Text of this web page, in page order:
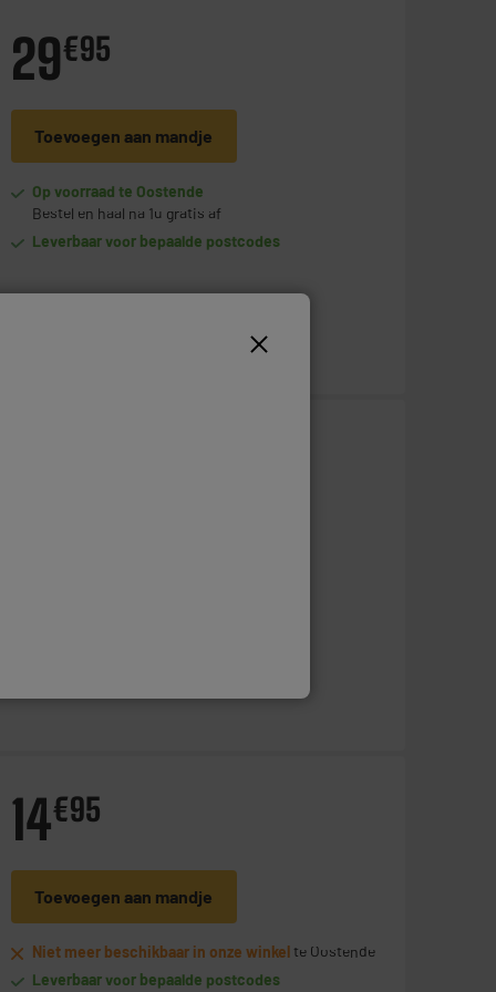
29€95
Toevoegen aan mandje
Op voorraad te Oostende
Bestel en haal na 1u gratis af
Leverbaar voor bepaalde postcodes
14€95
Toevoegen aan mandje
Niet meer beschikbaar in onze winkel te Oostende
Leverbaar voor bepaalde postcodes